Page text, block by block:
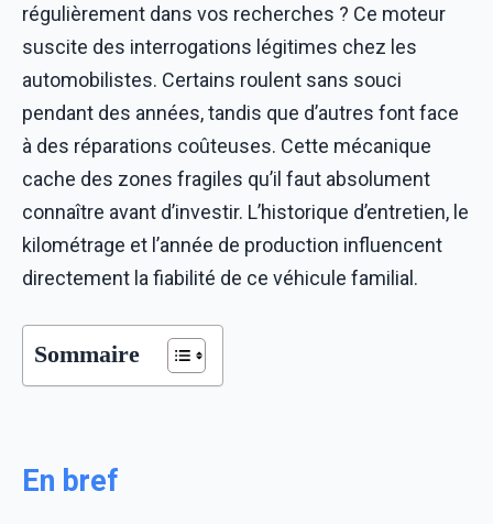
régulièrement dans vos recherches ? Ce moteur
suscite des interrogations légitimes chez les
automobilistes. Certains roulent sans souci
pendant des années, tandis que d’autres font face
à des réparations coûteuses. Cette mécanique
cache des zones fragiles qu’il faut absolument
connaître avant d’investir. L’historique d’entretien, le
kilométrage et l’année de production influencent
directement la fiabilité de ce véhicule familial.
Sommaire
En bref